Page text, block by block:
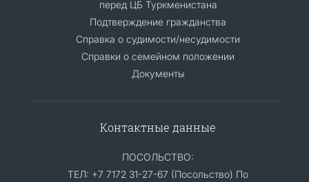
перед ЦБ Туркменистана
Подтверждение гражданства
Справка о судимости/несудимости
Cправки о семейном положении
Документы
Контактные данные
ПОСОЛЬСТВО:
ТЕЛ: +7 7172 31-27-67 (Посольство) По